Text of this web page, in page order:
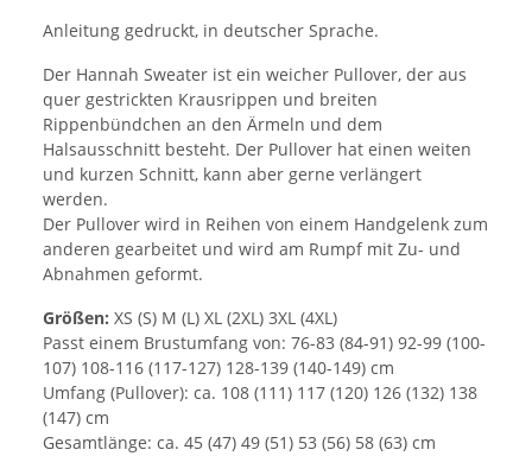
Anleitung gedruckt, in deutscher Sprache.
Der Hannah Sweater ist ein weicher Pullover, der aus
quer gestrickten Krausrippen und breiten
Rippenbündchen an den Ärmeln und dem
Halsausschnitt besteht. Der Pullover hat einen weiten
und kurzen Schnitt, kann aber gerne verlängert
werden.
Der Pullover wird in Reihen von einem Handgelenk zum
anderen gearbeitet und wird am Rumpf mit Zu- und
Abnahmen geformt.
Größen: XS (S) M (L) XL (2XL) 3XL (4XL)
Passt einem Brustumfang von: 76-83 (84-91) 92-99 (100-
107) 108-116 (117-127) 128-139 (140-149) cm
Umfang (Pullover): ca. 108 (111) 117 (120) 126 (132) 138
(147) cm
Gesamtlänge: ca. 45 (47) 49 (51) 53 (56) 58 (63) cm